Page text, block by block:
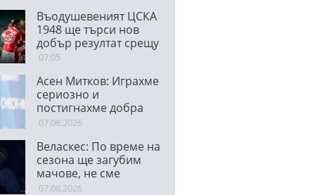
Въодушевеният ЦСКА
1948 ще търси нов
добър резултат срещу
Локо (Сф) в "Надежда"
07:05
Асен Митков: Играхме
сериозно и
постигнахме добра
победа срещу труден
07.08.2026
Веласкес: По време на
сезона ще загубим
мачове, не сме
супергерои
07.08.2026